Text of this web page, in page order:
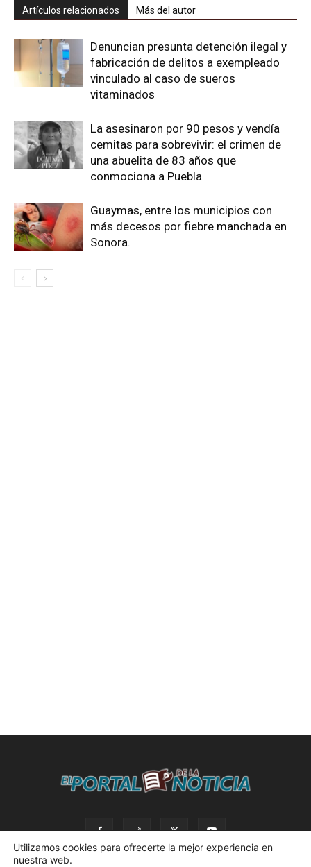
Artículos relacionados Más del autor
Denuncian presunta detención ilegal y
fabricación de delitos a exempleado
vinculado al caso de sueros
vitaminados
La asesinaron por 90 pesos y vendía
cemitas para sobrevivir: el crimen de
una abuelita de 83 años que
conmociona a Puebla
Guaymas, entre los municipios con
más decesos por fiebre manchada en
Sonora.
Utilizamos cookies para ofrecerte la mejor experiencia en
nuestra web.